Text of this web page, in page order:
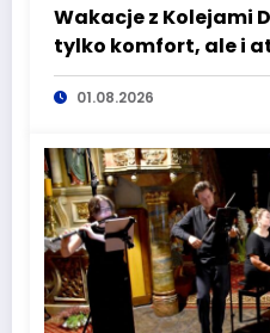
Wakacje z Kolejami
tylko komfort, ale i
kierunki
01.08.2026